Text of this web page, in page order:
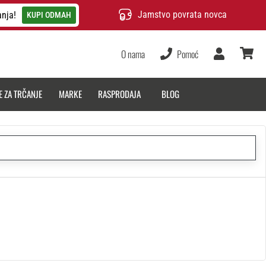
KUPI ODMAH Jamstvo povrata novca
O nama Pomoć
Korisnik
ZA TRČANJE MARKE RASPRODAJA BLOG